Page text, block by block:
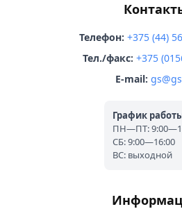
Телефон: +375 (44)
Тел./факс: +375
E-mail:
График
ПН—ПТ:
СБ: 9:00—16:00
ВС: выходной